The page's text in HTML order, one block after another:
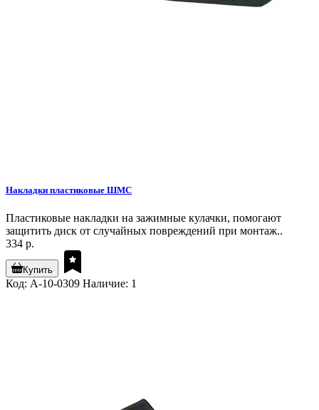
Накладки пластиковые ШМС
Пластиковые накладки на зажимные кулачки, помогают
защитить диск от случайных повреждений при монтаж..
334 р.
Купить
Код: A-10-0309 Наличие: 1